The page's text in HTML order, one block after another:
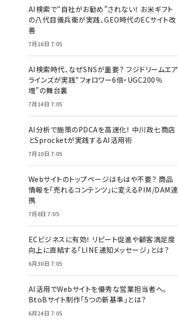
AI検索で“自社がお勧め”されない！ お米ギフト
の八代目儀兵衛が実践、GEO時代のECサイト改
善
7月16日 7:05
AI検索時代、なぜSNSが重要？ フジドリームエア
ラインズが実践“フォロワー6倍・UGC200％
増”の舞台裏
7月14日 7:05
AI分析で施策のPDCAを高速化！ 中川政七商店
とSprocketが実践するAI活用術
7月10日 7:05
Webサイトのトップページはもはや不要？ 商品
情報を「売れるコンテンツ」に変えるPIM/DAM連
携
7月8日 7:05
ECビジネスに有効！ リピート促進や顧客満足度
向上に直結する「LINE通知メッセージ」とは？
6月30日 7:05
AI活用でWebサイトを優秀な営業担当者へ。
BtoBサイト制作「5つの新基準」とは？
6月24日 7:05